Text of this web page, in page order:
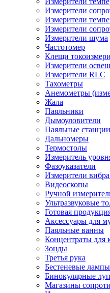
Измерители
Измерители
Измерители
Измерители шума
Частотомер
Клещи
Измерители
Измерители RLC
Тахометры
Анемометры
Жала
Паяльники
Дымоуловители
Паяльные станции
Дальномеры
Термостолы
Измеритель
Фазоуказатели
Измерители
Видеоскопы
Ручной
Ультразвуковые
Готовая
Аксессуары для
Паяльные ванны
Концентраты для
Зонды
Третья рука
Бестеневые лампы
Бинокулярные
Магазины